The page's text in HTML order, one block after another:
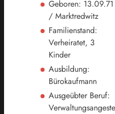
Geboren: 13.09.71
/ Marktredwitz
Familienstand:
Verheiratet, 3
Kinder
Ausbildung:
Bürokaufmann
Ausgeübter Beruf: